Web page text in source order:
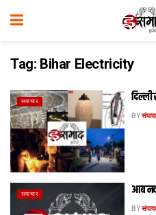
Tag: Bihar Electricity
समाचार
BY
समाचार आब
BY